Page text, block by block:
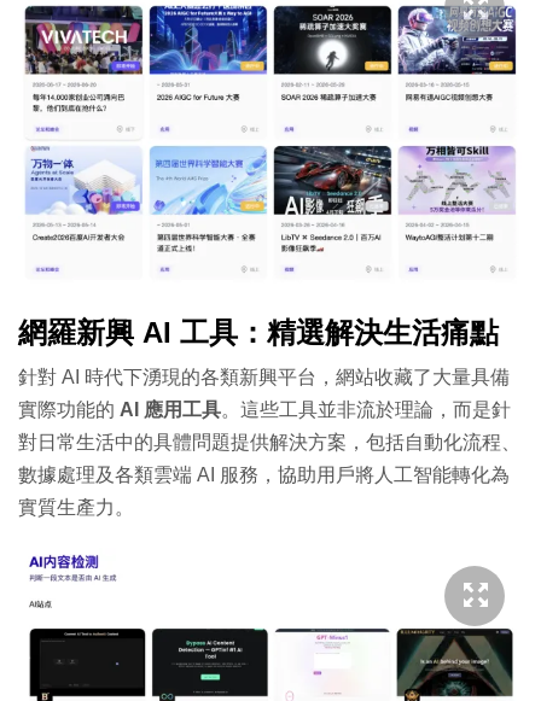
網羅新興 AI 工具：精選解決生活痛點
針對 AI 時代下湧現的各類新興平台，網站收藏了大量具備
實際功能的 AI 應用工具。這些工具並非流於理論，而是針
對日常生活中的具體問題提供解決方案，包括自動化流程、
數據處理及各類雲端 AI 服務，協助用戶將人工智能轉化為
實質生產力。